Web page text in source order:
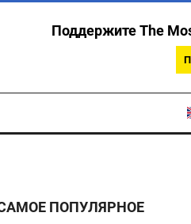
Поддержите The
ПОПУЛЯРНОЕ